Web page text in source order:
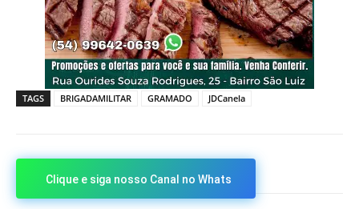
TAGS BRIGADAMILITAR GRAMADO JDCanela
Clique e siga nosso Canal no Whats